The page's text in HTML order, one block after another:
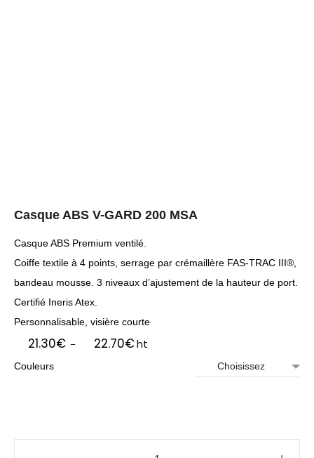
Casque ABS V-GARD 200 MSA
Casque ABS Premium ventilé.
Coiffe textile à 4 points, serrage par crémaillère FAS-TRAC III®,
bandeau mousse. 3 niveaux d’ajustement de la hauteur de port.
Certifié Ineris Atex.
Personnalisable, visière courte
21.30€ – 22.70€Plage
ht
Couleurs